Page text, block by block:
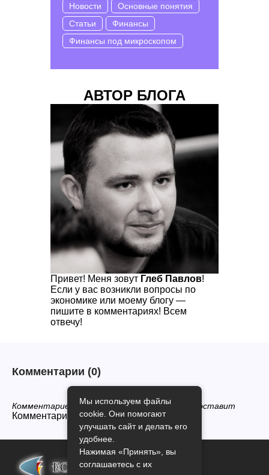
Новости
Основные понятия
Статьи
Финансы
Финансы под микроскопом
АВТОР БЛОГА
Привет! Меня зовут Глеб Павлов!
Если у вас возникли вопросы по
экономике или моему блогу —
пишите в комментариях! Всем
отвечу!
Комментарии (0)
Комментариев нет, будьте первым кто его оставит
Комментарии закрыты.
Мы используем файлы
cookie. Они помогают
улучшать сайт и делать его
удобнее.
Нажимая «Принять», вы
соглашаетесь с их